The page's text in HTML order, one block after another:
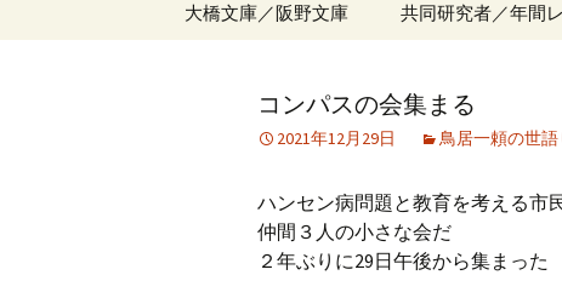
アーカイブ（１）
記事（51）～
アーカイブ（４）
記事（151）～
アーカイブ（１）
論文
アーカイブ（４）
講演録
アー
社会
大橋文庫／阪野文庫 共同研究者／年間
コンパスの会集まる
2021年12月29日 鳥居一頼の世語
ハンセン病問題と教育を考える市
仲間３人の小さな会だ
２年ぶりに29日午後から集まった